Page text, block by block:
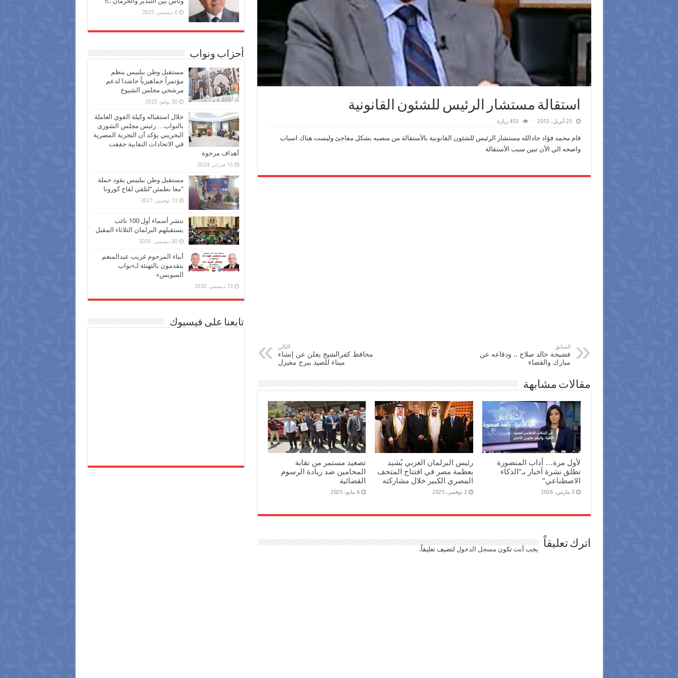
استقالة مستشار الرئيس للشئون القانونية
23 أبريل، 2013 453 زيارة
قام محمد فؤاد جادالله مستشار الرئيس للشئون القانونية بالأستقالة من منصبه بشكل مفاجئ وليست هناك اسباب
واضحه الي الأن تبين سبب الأستقالة
السابق
فضيحة خالد صلاح .. ودفاعه عن
مبارك والقضاء
التالي
محافظ كفرالشيخ يعلن عن إنشاء
ميناء للصيد ببرج مغيزل
مقالات مشابهة
لأول مرة… أداب المنضورة
تطلق نشرة أخبار بـ”الذكاء
الاصطناعي”
3 مارس، 2026
رئيس البرلمان العربي يُشيد
بعظمة مصر في افتتاح المتحف
المصري الكبير خلال مشاركته
2 نوفمبر، 2025
تصعيد مستمر من نقابة
المحامين ضد زيادة الرسوم
القضائية
6 مايو، 2025
اترك تعليقاً يجب أنت تكون مسجل الدخول لتضيف تعليقاً.
6 ديسمبر، 2025
أحزاب ونواب
مستقبل وطن ببلبيس ينظم
مؤتمراً جماهيرياً حاشدا لدعم
مرشحي مجلس الشيوخ
30 يوليو، 2025
خلال استقباله وكيلة القوي العاملة
بالنواب… رئيس مجلس الشورى
البحريني يؤكد أن التجربة المصرية
في الاتحادات النقابية حققت
أهداف مرجوة
15 فبراير، 2024
مستقبل وطن ببلبيس يقود حملة
“معا نطمئن”لتلقي لقاح كورونا
13 نوفمبر، 2021
ننشر أسماء أول 100 نائب
يستقبلهم البرلمان الثلاثاء المقبل
20 ديسمبر، 2020
أبناء المرحوم غريب عبدالمنعم
يتقدمون بالتهنئة لـ«نواب
السويس»
13 ديسمبر، 2020
تابعنا على فيسبوك